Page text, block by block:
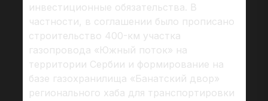
инвестиционные обязательства. В
частности, в соглашении было прописано
строительство 400-км участка
газопровода «Южный поток» на
территории Сербии и формирование на
базе газохранилища «Банатский двор»
регионального хаба для транспортировки